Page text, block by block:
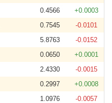
0.4566
+0.0003
0.7545
-0.0101
5.8763
-0.0152
0.0650
+0.0001
2.4330
-0.0015
0.2997
+0.0008
1.0976
-0.0057